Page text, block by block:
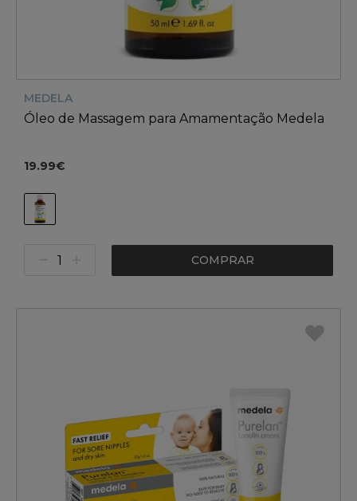
MEDELA
Óleo de Massagem para Amamentação Medela
19.99€
COMPRAR